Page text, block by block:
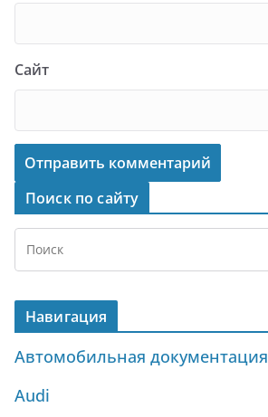
Сайт
Поиск по сайту
Навигация
Автомобильная документация
Audi